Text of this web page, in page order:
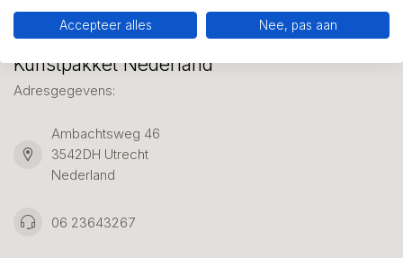
Kunstpakket Nederland
Adresgegevens:
Ambachtsweg 46
3542DH Utrecht
Nederland
06 23643267
Accepteer alles Nee, pas aan